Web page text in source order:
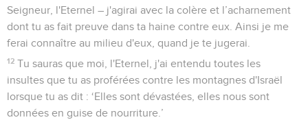
Seigneur, l'Eternel – j'agirai avec la colère et l’acharnement
dont tu as fait preuve dans ta haine contre eux. Ainsi je me
ferai connaître au milieu d'eux, quand je te jugerai.
12 Tu sauras que moi, l'Eternel, j'ai entendu toutes les
insultes que tu as proférées contre les montagnes d'Israël
lorsque tu as dit : ‘Elles sont dévastées, elles nous sont
données en guise de nourriture.’